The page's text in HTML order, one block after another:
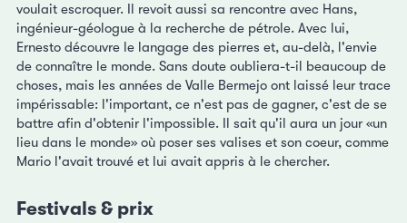
voulait escroquer. Il revoit aussi sa rencontre avec Hans,
ingénieur-géologue à la recherche de pétrole. Avec lui,
Ernesto découvre le langage des pierres et, au-delà, l'envie
de connaître le monde. Sans doute oubliera-t-il beaucoup de
choses, mais les années de Valle Bermejo ont laissé leur trace
impérissable: l'important, ce n'est pas de gagner, c'est de se
battre afin d'obtenir l'impossible. Il sait qu'il aura un jour «un
lieu dans le monde» où poser ses valises et son coeur, comme
Mario l'avait trouvé et lui avait appris à le chercher.
Festivals & prix